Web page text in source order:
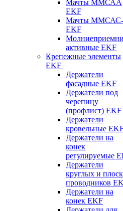
Мачты ММСАА
EKF
Мачты
EKF
активные EKF
Крепежные элементы
EKF
Держатели
фасадные EKF
Держатели под
черепицу
(профлист) EKF
Держатели
кровельные
Держатели на
конек
регулируемые
Держатели
круглых и
проводников
Держатели на
конек EKF